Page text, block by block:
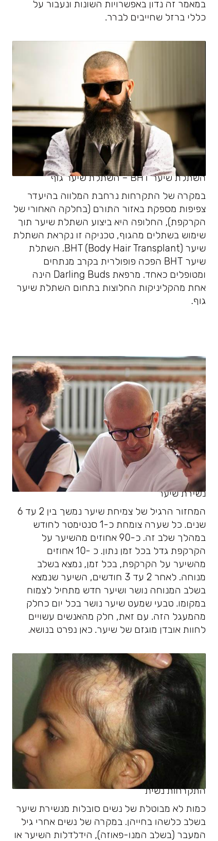
במאמר זה נדון באפשרויות השונות ונעבור על
כללי ברזל שחייבים לברר.
השתלת שיער BHT – השתלת שיער גוף
במקרה של התקרחות נרחבת המלווה בהיעדר
צפיפות מספקת באזור התורם (בחלקה האחורי של
הקרקפת), החלופה היא ביצוע השתלת שיער תוך
שימוש בשתלים מהגוף, טכניקה זו נקראת השתלת
שיער BHT (Body Hair Transplant). השתלת
שיער BHT הפכה פופולרית בקרב מנתחים
ומטופלים כאחד. מרפאת Darling Buds הינה
אחת מהקליניקות החלוצות בתחום השתלת שיער
גוף.
נשירת שיער
המחזור הרגיל של צמיחת שיער נמשך בין 2 עד 6
שנים. כל שערה צומחת כ-1 סנטימטר לחודש
במהלך שלב זה. כ-90 אחוזים מהשיער על
הקרקפת גדל בכל זמן נתון. כ -10 אחוזים
מהשיער על הקרקפת, בכל זמן, נמצא בשלב
מנוחה. לאחר 2 עד 3 חודשים, השיער שנמצא
בשלב המנוחה נושר ושיער חדש מתחיל לצמוח
במקומו. טבעי שמעט שיער נושר בכל יום כחלק
מהמעגל הזה. עם זאת, חלק מהאנשים עשויים
לחוות אובדן מוגזם של שיער. כאן נפרט בנושא.
התקרחות נשית
כמות לא מבוטלת של נשים סובלות מנשירת שיער
בשלב כלשהו בחייהן. במקרה של נשים אחרי גיל
המעבר (בשלב המנו-פאוזה), הידלדלות השיער או